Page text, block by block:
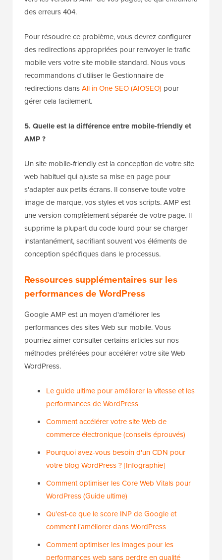
des erreurs 404.
Pour résoudre ce problème, vous devrez configurer
des redirections appropriées pour renvoyer le trafic
mobile vers votre site mobile standard. Nous vous
recommandons d'utiliser le Gestionnaire de
redirections dansAll in One SEO (AIOSEO) pour
gérer cela facilement.
5. Quelle est la différence entre mobile-friendly et
AMP ?
Un site mobile-friendly est la conception de votre site
web habituel qui ajuste sa mise en page pour
s'adapter aux petits écrans. Il conserve toute votre
image de marque, vos styles et vos scripts. AMP est
une version complètement séparée de votre page. Il
supprime la plupart du code lourd pour se charger
instantanément, sacrifiant souvent vos éléments de
conception spécifiques dans le processus.
Ressources supplémentaires sur les
performances de WordPress
Google AMP est un moyen d'améliorer les
performances des sites Web sur mobile. Vous
pourriez aimer consulter certains articles sur nos
méthodes préférées pour accélérer votre site Web
WordPress.
Le guide ultime pour améliorer la vitesse et les
performances de WordPress
Comment accélérer votre site Web de
commerce électronique (conseils éprouvés)
Pourquoi avez-vous besoin d'un CDN pour
votre blog WordPress ? [Infographie]
Comment optimiser les Core Web Vitals pour
WordPress (Guide ultime)
Qu'est-ce que le score INP de Google et
comment l'améliorer dans WordPress
Comment optimiser les images pour les
performances web sans perdre en qualité